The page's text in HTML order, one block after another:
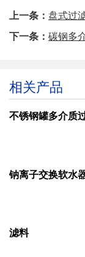
上一条： 盘式过
下一条： 碳钢多
相关产品
不锈钢罐多介质
钠离子交换软水
滤料